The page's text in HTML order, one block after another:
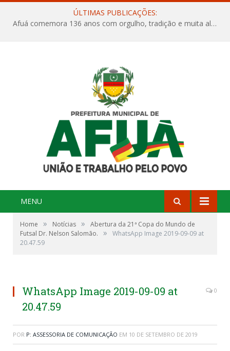
ÚLTIMAS PUBLICAÇÕES:
Afuá comemora 136 anos com orgulho, tradição e muita alegria na Quadra Dr. Nelson Salomão
MENU
Home » Notícias »
Abertura da 21ª Copa do Mundo de
Futsal Dr. Nelson Salomão.
»
WhatsApp Image 2019-09-09 at
20.47.59
WhatsApp Image 2019-09-09 at
20.47.59
0
POR P: ASSESSORIA DE COMUNICAÇÃO EM 10 DE SETEMBRO DE 2019